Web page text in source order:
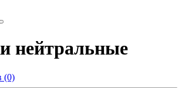
нейтральные
(0)